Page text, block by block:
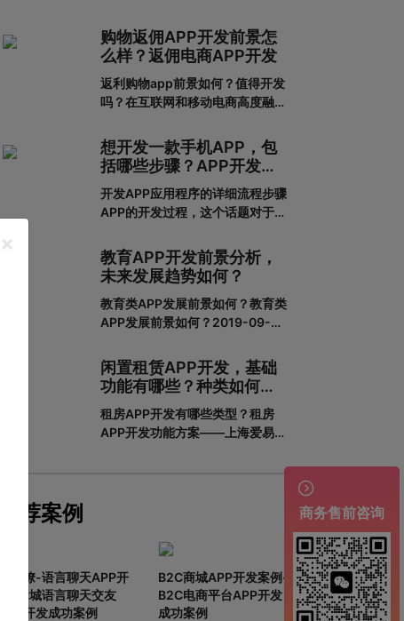
越大，这也给企业带来了更多的商
机，于是很多企业开始开发长沙
APP，希望从中获得更多的发展机
会。当然，并不仅仅是开发APP应
用就能达到目的。前提一定是保证
在
购物返佣APP开发前景怎
么样？返佣电商APP开发
返利购物app前景如何？值得开发
吗？在互联网和移动电商高度融合
到购买商品的便利，所以市面上的
移动网购平台越来越多。为了更好
地吸引用户，许多企业和商家开始
致力于返利购物app的建设。返利
购物app有什么优势？一、在网络
者的
想开发一款手机APP，包
括哪些步骤？APP开发流
程详解
开发APP应用程序的详细流程步骤
APP的开发过程，这个话题对于我
可能并不陌生，但是对于很多没有
接触过这个板块的人来说，就比较
难理解了。其实，APP开发的流程
并不复杂，接下来就带大家一起看
一下一套完整的APP开发流程包含
0
教育APP开发前景分析，
未来发展趋势如何？
教育类APP发展前景如何？教育类
APP发展前景如何？2019-09-
构搭建的一个智能化、个性化、信
息化的网络展示平台。在线教育春
天真的来了吗？据调查，截至
2018年6月，我国网民规模达
8.02亿，普及率57.7%。其中，手
闲置租赁APP开发，基础
功能有哪些？种类如何划
分？
租房APP开发有哪些类型？租房
APP开发功能方案——上海爱易租
生。从衣服、玩具到数码家电，再
推荐案例
同城撩-语言聊天APP开
发-同城语言聊天交友
APP开发成功案例
B2C商城APP开发案例-
B2C电商平台APP开发
成功案例

商务售前咨询
×